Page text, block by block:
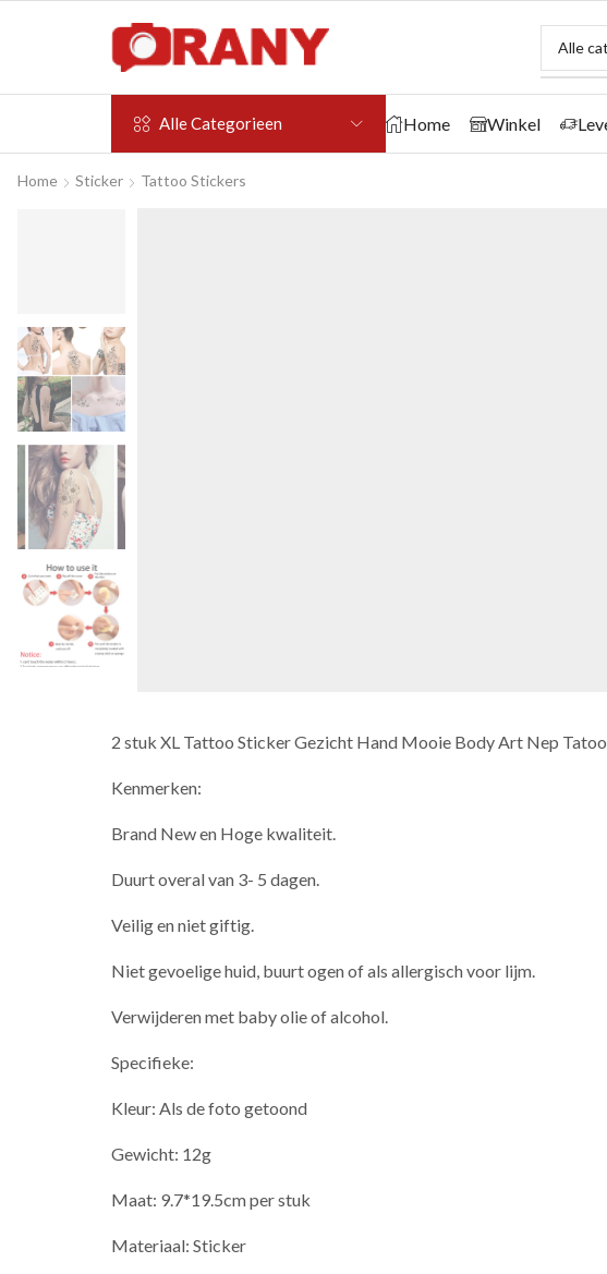
Alle Categorieen Home Winkel
Home Sticker Tattoo Stickers
2 stuk XL Tattoo Sticker Gezicht Hand Mooie Body Art Nep
Kenmerken:
Brand New en Hoge kwaliteit.
Duurt overal van 3- 5 dagen.
Veilig en niet giftig.
Niet gevoelige huid, buurt ogen of als allergisch voor lijm.
Verwijderen met baby olie of alcohol.
Specifieke:
Kleur: Als de foto getoond
Gewicht: 12g
Maat: 9.7*19.5cm per stuk
Materiaal: Sticker